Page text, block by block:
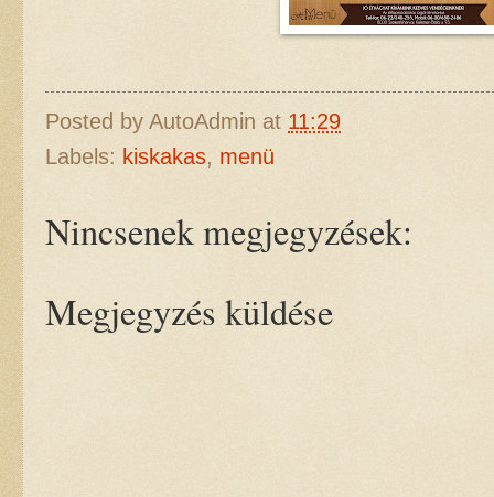
Posted by AutoAdmin at 11:29
Labels: kiskakas, menü
Nincsenek megjegyzések:
Megjegyzés küldése